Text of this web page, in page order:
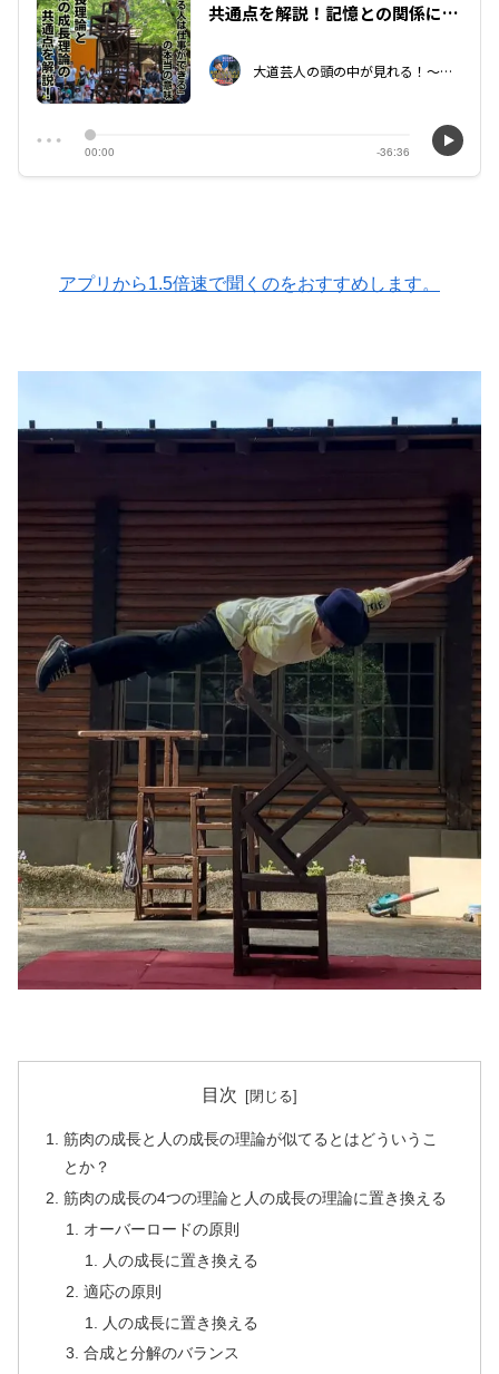
アプリから1.5倍速で聞くのをおすすめします。
目次
筋肉の成長と人の成長の理論が似てるとはどういうこ
とか？
筋肉の成長の4つの理論と人の成長の理論に置き換える
オーバーロードの原則
人の成長に置き換える
適応の原則
人の成長に置き換える
合成と分解のバランス